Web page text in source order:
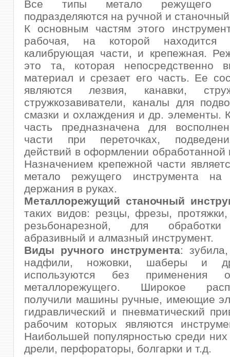
Все типы метало режущего
подразделяются на ручной и
К основным частям этого
рабочая, на которой
калибрующая части, и крепежная.
это та, которая непосредственно
материал и срезает его часть. Ее
являются лезвия, канавки,
стружкозавиватели, каналы для
смазки и охлаждения и др. элементы.
часть предназначена для
части при переточках,
действий в оформлении обработанной
Назначением крепежной части
метало режущего инструмента на
держания в руках.
Металлорежущий станочный
таких видов: резцы, фрезы,
резьбонарезной, для обработки
абразивный и алмазный инструмент.
Виды ручного инструмента:
надфили, ножовки, шаберы и
используются без применения
металлорежущего. Широкое
получили машины ручные, имеющие
гидравлический и пневматический
рабочим которых являются
Наибольшей популярностью среди них
дрели, перфораторы, болгарки и т.д.